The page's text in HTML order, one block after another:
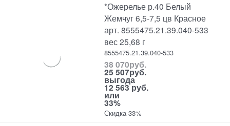
*Ожерелье р.40 Белый
Жемчуг 6,5-7,5 цв Красное
арт. 8555475.21.39.040-533
вес 25,68 г
8555475.21.39.040-533
38 070руб.
25 507руб.
выгода
12 563 руб.
или
33%
Скидка 33%